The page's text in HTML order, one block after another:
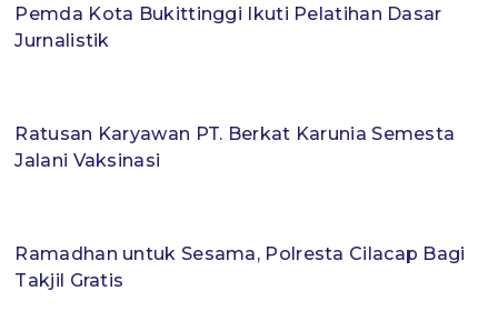
Pemda Kota Bukittinggi Ikuti Pelatihan Dasar
Jurnalistik
Ratusan Karyawan PT. Berkat Karunia Semesta
Jalani Vaksinasi
Ramadhan untuk Sesama, Polresta Cilacap Bagi
Takjil Gratis